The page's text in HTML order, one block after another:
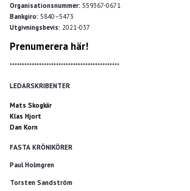
Organisationsnummer: 559367-0671
Bankgiro: 5840–5473
Utgivningsbevis: 2021-037
Prenumerera här!
*********************************************
LEDARSKRIBENTER
Mats Skogkär
Klas Hjort
Dan Korn
FASTA KRÖNIKÖRER
Paul Holmgren
Torsten Sandström